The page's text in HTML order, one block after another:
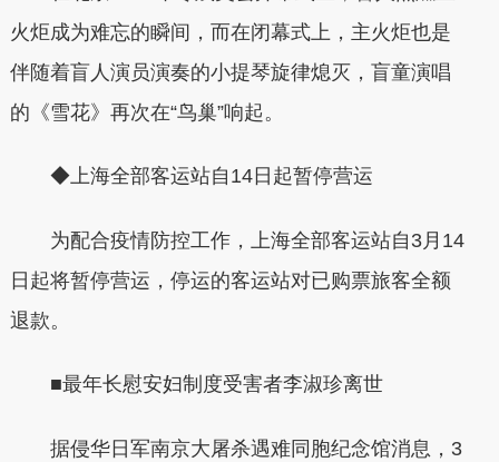
火炬成为难忘的瞬间，而在闭幕式上，主火炬也是
伴随着盲人演员演奏的小提琴旋律熄灭，盲童演唱
的《雪花》再次在“鸟巢”响起。
◆上海全部客运站自14日起暂停营运
为配合疫情防控工作，上海全部客运站自3月14
日起将暂停营运，停运的客运站对已购票旅客全额
退款。
■最年长慰安妇制度受害者李淑珍离世
据侵华日军南京大屠杀遇难同胞纪念馆消息，3